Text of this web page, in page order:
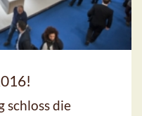
schloss die